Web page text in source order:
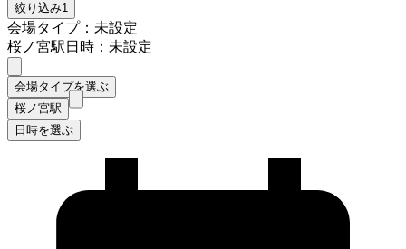
絞り込み1
会場タイプ：未設定
桜ノ宮駅日時：未設定
会場タイプを選ぶ
桜ノ宮駅
日時を選ぶ